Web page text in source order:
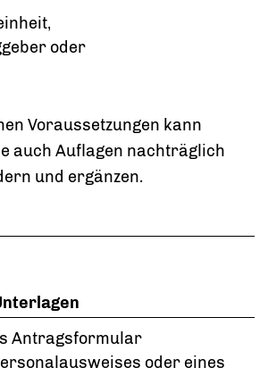
oder
Voraussetzungen kann
auch Auflagen nachträglich
und ergänzen.
Antragsformular
oder eines